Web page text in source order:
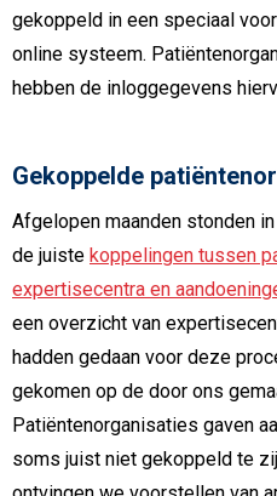
gekoppeld in een speciaal
online systeem.
hebben de inloggegevens
Gekoppelde
Afgelopen maanden stonden
de juiste koppelingen tussen
expertisecentra en
een overzicht van
hadden gedaan voor deze
gekomen op de door ons
Patiëntenorganisaties gaven
soms juist niet gekoppeld te